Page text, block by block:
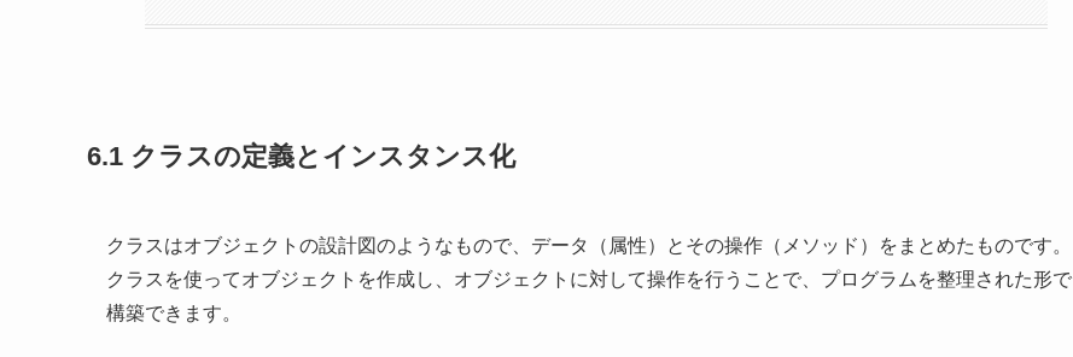
6.1 クラスの定義とインスタンス化
クラスはオブジェクトの設計図のようなもので、データ（属性）とその操作（メソッド）をまとめたものです。
クラスを使ってオブジェクトを作成し、オブジェクトに対して操作を行うことで、プログラムを整理された形で
構築できます。